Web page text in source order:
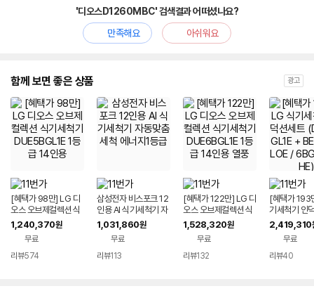
'디오스D1260MBC' 검색결과 어떠셨나요?
만족해요
아쉬워요
함께 보면 좋은 상품 광고
[혜택가 98만] LG 디
오스 오브제컬렉션 식
기세척기 DUE5BGL1
E 1등급 14인용
1,240,370원
무료
리뷰574
삼성전자 비스포크 12
인용 AI 식기세척기 자
동맞춤세척 에너지1등
급
1,031,860원
무료
리뷰113
[혜택가 122만] LG 디
오스 오브제컬렉션 식
기세척기 DUE6BGL1
E 1등급 14인용 열풍
1,528,320원
무료
리뷰132
[혜택가 193
기세척기 인
3QKHLOE
-QKHE)
2,419,310
무료
리뷰40